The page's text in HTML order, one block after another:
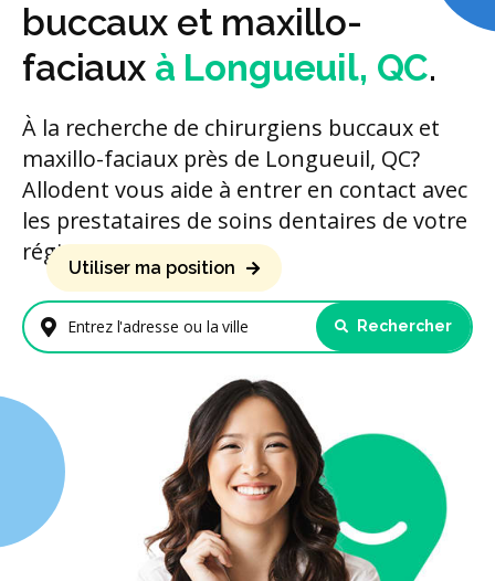
buccaux et maxillo-
faciaux à Longueuil, QC.
À la recherche de chirurgiens buccaux et
maxillo-faciaux près de Longueuil, QC?
Allodent vous aide à entrer en contact avec
les prestataires de soins dentaires de votre
région.
Entrez l'adresse ou la ville
Utiliser ma position
Rechercher